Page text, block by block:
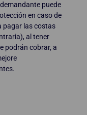
puede
en caso de
pagar las costas
al tener
podrán cobrar, a